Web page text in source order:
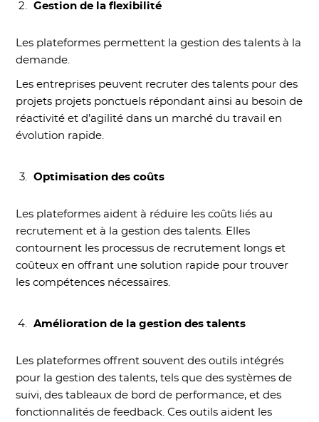
Gestion de la flexibilité
Les plateformes permettent la gestion des talents à la
demande.
Les entreprises peuvent recruter des talents pour des
projets projets ponctuels répondant ainsi au besoin de
réactivité et d’agilité dans un marché du travail en
évolution rapide.
Optimisation des coûts
Les plateformes aident à réduire les coûts liés au
recrutement et à la gestion des talents. Elles
contournent les processus de recrutement longs et
coûteux en offrant une solution rapide pour trouver
les compétences nécessaires.
Amélioration de la gestion des talents
Les plateformes offrent souvent des outils intégrés
pour la gestion des talents, tels que des systèmes de
suivi, des tableaux de bord de performance, et des
fonctionnalités de feedback. Ces outils aident les